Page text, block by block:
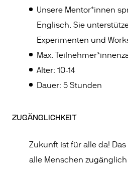
Unsere Mentor*innen
Englisch. Sie
Experimenten und
Max.
Alter: 10-14
Dauer: 5 Stunden
ZUGÄNGLICHKEIT
Zukunft ist für alle da!
alle Menschen zugänglich